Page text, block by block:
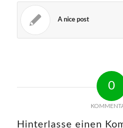
A nice post
0
Hinterlasse einen